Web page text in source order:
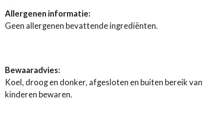
Allergenen informatie:
Geen allergenen bevattende ingrediënten.
Bewaaradvies:
Koel, droog en donker, afgesloten en buiten bereik van
kinderen bewaren.